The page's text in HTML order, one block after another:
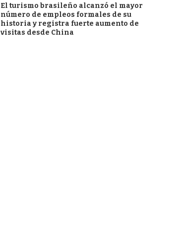
El turismo brasileño alcanzó el mayor
número de empleos formales de su
historia y registra fuerte aumento de
visitas desde China